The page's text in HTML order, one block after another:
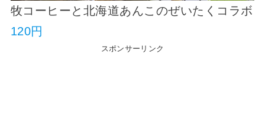
牧コーヒーと北海道あんこのぜいたくコラボ
120円
スポンサーリンク